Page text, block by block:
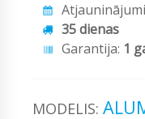
35 dienas
Garantija: 1
MODELIS: